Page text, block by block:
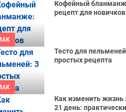
Кофейный
рецепт для новичков
Тесто для
простых рецепта
Как изменить жизнь
21 день: